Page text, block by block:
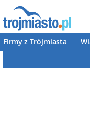
Firmy z Trójmiasta